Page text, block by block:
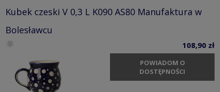
Kubek czeski V 0,3 L K090 AS80 Manufaktura w
Bolesławcu
108,90 zł
POWIADOM O
DOSTĘPNOŚCI